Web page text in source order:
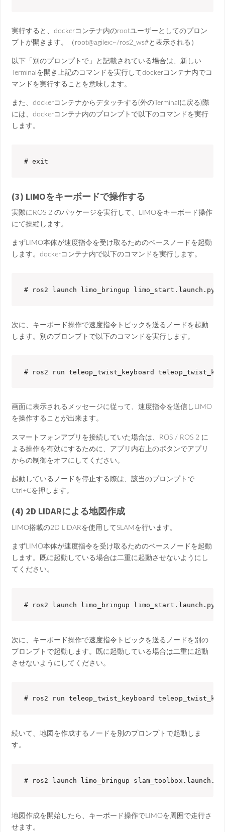
実行すると、dockerコンテナ内のrootユーザーとしてのプロン
プトが開きます。（root@agilex:~/ros2_ws#と表示される）
以下「別のプロンプトで」と記載されている場合は、新しい
Terminalを開き上記のコマンドを実行してdockerコンテナ内でコ
マンドを実行することを意味します。
また、dockerコンテナからデタッチする(外のTerminalに戻る)際
には、dockerコンテナ内のプロンプトで以下のコマンドを実行
します。
# exit
(3) LIMOをキーボードで操作する
実際にROS 2 のパッケージを実行して、LIMOをキーボード操作
にて操縦します。
まずLIMO本体が速度指令を受け取るためのベースノードを起動
します。dockerコンテナ内で以下のコマンドを実行します。
# ros2 launch limo_bringup limo_start.launch.py
次に、キーボード操作で速度指令トピックを送るノードを起動
します 。別のプロンプトで以下のコマンドを実行します。
# ros2 run teleop_twist_keyboard
画面に表示されるメッセージに従って、速度指令を送信しLIMO
を操作することが出来ます。
スマートフォンアプリを接続していた場合は、ROS / ROS 2 に
よる操作を有効にするために、アプリ内右上のボタンでアプリ
からの制御をオフにしてください。
起動しているノードを停止する際は、該当のプロンプトで
Ctrl+Cを押します。
(4) 2D LIDARによる地図作成
LIMO搭載の2D LiDARを使用してSLAMを行います。
まずLIMO本体が速度指令を受け取るためのベースノードを起動
します。既に起動している場合は二重に起動させないようにし
てください。
# ros2 launch limo_bringup limo_start.launch.py
次に、キーボード操作で速度指令トピックを送るノードを別の
プロンプトで起動します。既に起動している場合は二重に起動
させないようにしてください。
# ros2 run teleop_twist_keyboard
続いて、地図を作成するノードを別のプロンプトで起動しま
す。
# ros2 launch limo_bringup slam_toolbox.launch.py
地図作成を開始したら、キーボード操作でLIMOを周囲で走行さ
せます。